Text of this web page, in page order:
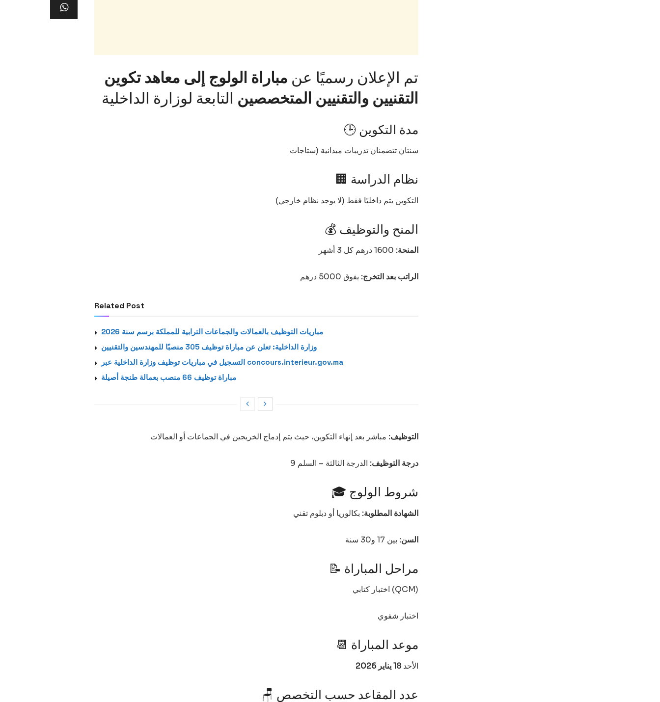
تم الإعلان رسميًا عن مباراة الولوج إلى معاهد تكوين
التقنيين والتقنيين المتخصصين التابعة لوزارة الداخلية
🕒 مدة التكوين
سنتان تتضمنان تدريبات ميدانية (ستاجات
🏢 نظام الدراسة
التكوين يتم داخليًا فقط (لا يوجد نظام خارجي)
💰 المنح والتوظيف
المنحة:
الراتب بعد التخرج: يفوق 5000 درهم
Related Post
مباريات التوظيف بالعمالات والجماعات الترابية للمملكة برسم سنة 2026
وزارة الداخلية: تعلن عن مباراة توظيف 305 منصبًا للمهندسين والتقنيين
التسجيل في مباريات توظيف وزارة الداخلية عبر concours.interieur.gov.ma
مباراة توظيف 66 منصب بعمالة طنجة أصيلة
التوظيف: مباشر بعد إنهاء التكوين، حيث يتم إدماج الخريجين في الجماعات أو العمالات
درجة التوظيف: الدرجة الثالثة – السلم 9
🎓 شروط الولوج
الشهادة المطلوبة: بكالوريا أو دبلوم تقني
السن: بين 17 و30 سنة
📝 مراحل المباراة
اختبار كتابي (QCM)
اختبار شفوي
📆 موعد المباراة
الأحد18 يناير 2026
🪑 عدد المقاعد حسب التخصص